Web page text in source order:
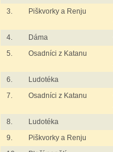
3.
Piškvorky a Renju
4. Dáma
5.
Osadníci z Katanu
6. Ludotéka
7.
Osadníci z Katanu
8. Ludotéka
9.
Piškvorky a Renju